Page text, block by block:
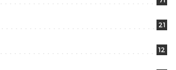
21
12